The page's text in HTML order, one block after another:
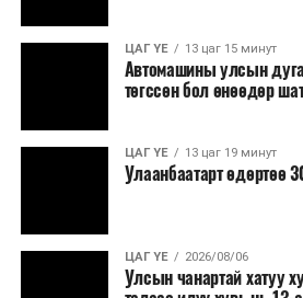
ЦАГ ҮЕ 13 цаг 15 минут
Автомашины улсын
төгссөн бол өнөөдөр
ЦАГ ҮЕ 13 цаг 19 минут
Улаанбаатарт өдөртөө
ЦАГ ҮЕ 2026/08/06
Улсын чанартай хатуу